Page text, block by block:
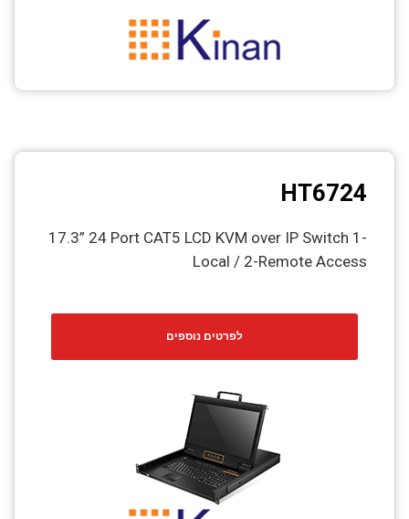
HT6724
17.3” 24 Port CAT5 LCD KVM over IP Switch 1-
Local / 2-Remote Access
לפרטים נוספים